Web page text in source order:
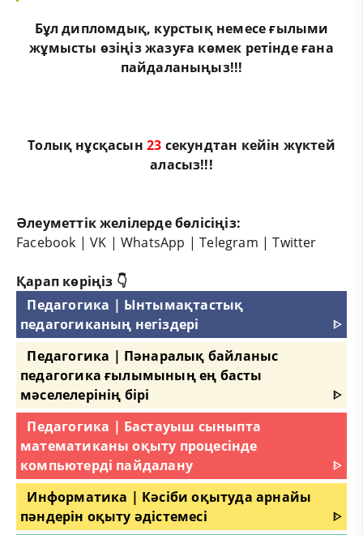
Бұлдипломдық, курстықнемесеғылыми
жұмысты өзіңіз жазуға көмек ретінде ғана
пайдаланыңыз!!!
Толық нұсқасын22 секундтан кейін жүктей
аласыз!!!
Әлеуметтік желілерде бөлісіңіз:
Facebook |VK |WhatsApp |Telegram |Twitter
Қарап көріңіз 👇
Педагогика | Ынтымақтастық
педагогиканың негіздері
ᐈ
Педагогика | Пәнаралық байланыс
педагогика ғылымының ең басты
мәселелерінің бірі
ᐈ
Педагогика | Бастауыш сыныпта
математиканы оқыту процесінде
компьютерді пайдалану
ᐈ
Информатика | Кәсіби оқытуда арнайы
пәндерін оқыту әдістемесі
ᐈ